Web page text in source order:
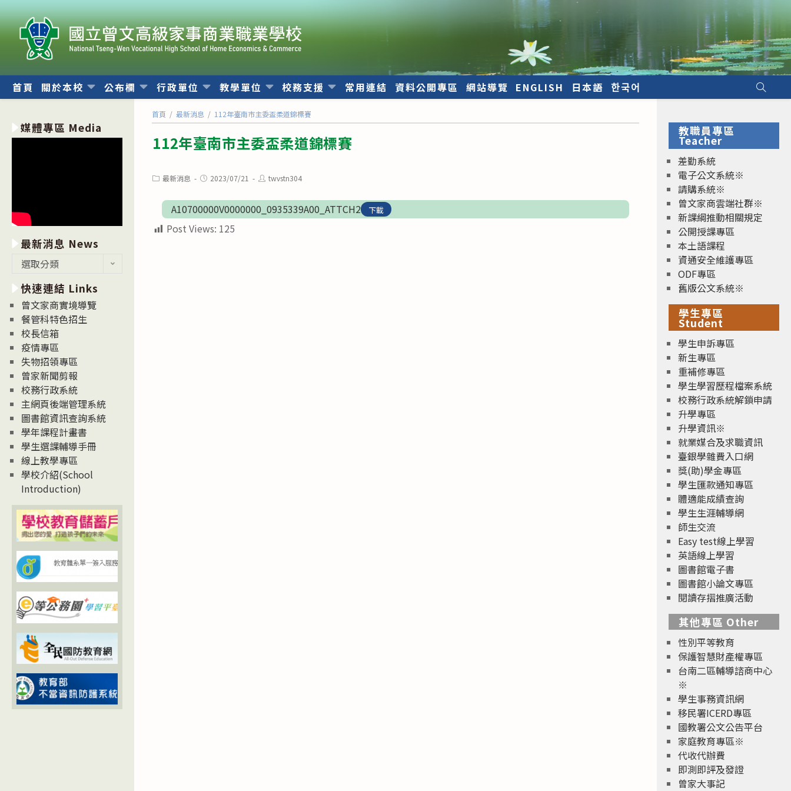
跳
轉
至
內
首頁 關於本校 公布欄 行政單位 教學單位 校務支援 常用連結 資料公開專區 網站導覽 ENGLISH 日本語 한국어
首頁 / 最新消息 / 112年臺南市主委盃柔道錦標賽
112年臺南市主委盃柔道錦標賽
Post最新消息
Post2023/07/21
Posttwvstn304
A10700000V0000000_0935339A00_ATTCH2 下載
Post Views: 125
媒體專區 Media
最新消息 News
消
息
News
選取分類
快速連結 Links
曾文家商實境導覽
餐管科特色招生
校長信箱
疫情專區
失物招領專區
曾家新聞剪報
校務行政系統
主網頁後端管理系統
圖書館資訊查詢系統
學年課程計畫書
學生選課輔導手冊
線上教學專區
學校介紹(School
Introduction)
教職員專區
Teacher
差勤系統
電子公文系統※
請購系統※
曾文家商雲端社群※
新課綱推動相關規定
公開授課專區
本土語課程
資通安全維護專區
ODF專區
舊版公文系統※
學生專區
Student
學生申訴專區
新生專區
重補修專區
學生學習歷程檔案系統
校務行政系統解鎖申請
升學專區
升學資訊※
就業媒合及求職資訊
臺銀學雜費入口網
獎(助)學金專區
學生匯款通知專區
體適能成績查詢
學生生涯輔導網
師生交流
Easy test線上學習
英語線上學習
圖書館電子書
圖書館小論文專區
閱讀存摺推廣活動
其他專區 Other
性別平等教育
保護智慧財產權專區
台南二區輔導諮商中心
※
學生事務資訊網
移民署ICERD專區
國教署公文公告平台
家庭教育專區※
代收代辦費
即測即評及發證
曾家大事記